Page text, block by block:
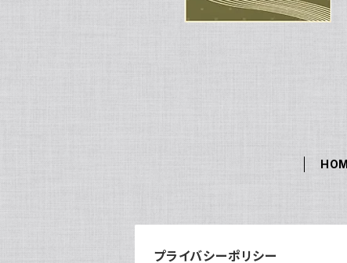
プライバシーポリシー